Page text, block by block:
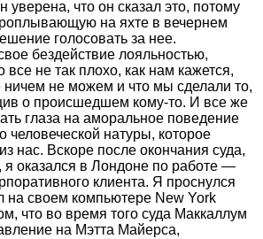
уверена, что он сказал это, потому
на яхте в вечернем
голосовать за нее.
бездействие лояльностью,
не так плохо, как нам кажется,
не можем и что мы сделали то,
о происшедшем кому-то. И все же
глаза на аморальное поведение
натуры, которое
нас. Вскоре после окончания суда,
я оказался в Лондоне по работе —
клиента. Я проснулся
на своем компьютере New York
что во время того суда Маккаллум
на Мэтта Майерса,